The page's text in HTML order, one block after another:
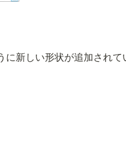
新しい形状が追加されて